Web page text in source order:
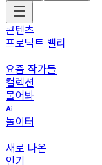
콘텐츠
프로덕트 밸리
요즘 작가들
컬렉션
물어봐
놀이터
새로 나온
인기